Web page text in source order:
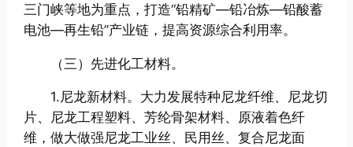
三门峡等地为重点，打造“铅精矿—铅冶炼—铅酸蓄
电池—再生铅”产业链，提高资源综合利用率。
（三）先进化工材料。
1.尼龙新材料。大力发展特种尼龙纤维、尼龙切
片、尼龙工程塑料、芳纶骨架材料、原液着色纤
维，做大做强尼龙工业丝、民用丝、复合尼龙面